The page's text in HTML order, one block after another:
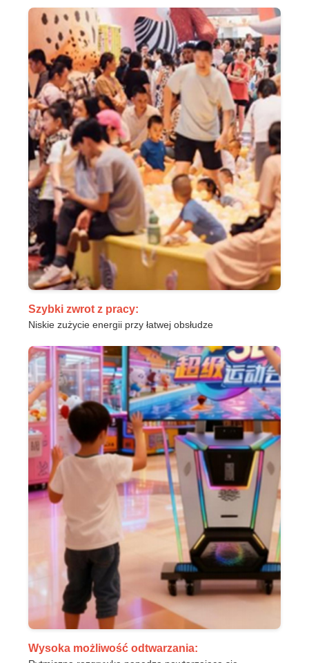
Szybki zwrot z pracy:
Niskie zużycie energii przy łatwej obsłudze
Wysoka możliwość odtwarzania: